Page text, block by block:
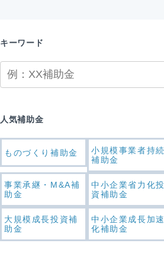
キーワード
人気補助金
ものづくり補助金
小規模事業者持続
補助金
事業承継・M&A補
助金
中小企業省力化投
資補助金
大規模成長投資補
助金
中小企業成長加速
化補助金